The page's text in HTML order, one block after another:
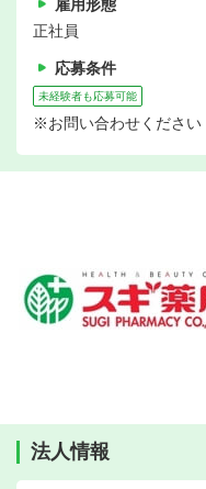
雇用形態
正社員
応募条件
未経験者も応募可能
※お問い合わせください
法人情報